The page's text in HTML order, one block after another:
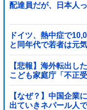
配達員だが、日本人
ドイツ、熱中症で
と同年代で若者は元
【悲報】海外転出し
こども家庭庁「不正
い」
【なぜ？】中国企業
出ていきネパール人